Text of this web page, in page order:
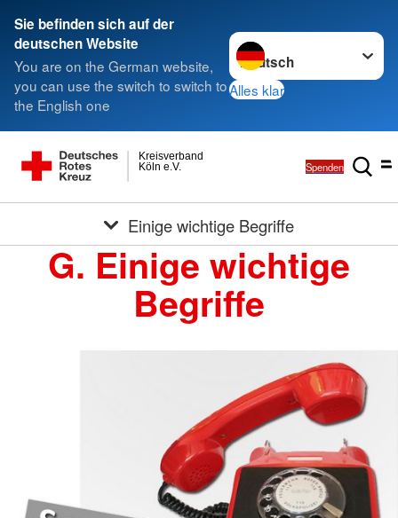
Sie befinden sich auf der
deutschen Website
You are on the German website,
you can use the switch to switch to
the English one
Sprache wechseln zu
Alles klar
Köln e.V.
Kreisverband
Spenden
Einige wichtige Begriffe
G. Einige wichtige
Begriffe